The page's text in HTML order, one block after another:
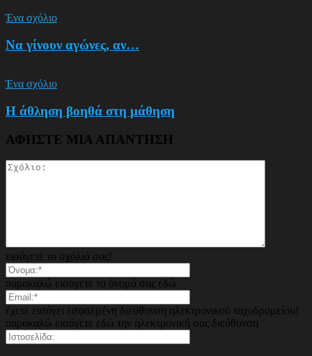
Ένα σχόλιο
Να γίνουν αγώνες, αν…
Ένα σχόλιο
Η άθληση βοηθά στη μάθηση
ΑΦΗΣΤΕ ΜΙΑ ΑΠΑΝΤΗΣΗ
εισάγετε το σχόλιό σας!
παρακαλώ εισάγετε το όνομά σας εδώ
έχετε εισάγει εσφαλμένη διεύθυνση ηλεκτρονικού ταχυδρομείου!
παρακαλώ εισάγετε εδώ την ηλεκτρονική σας διεύθυνση